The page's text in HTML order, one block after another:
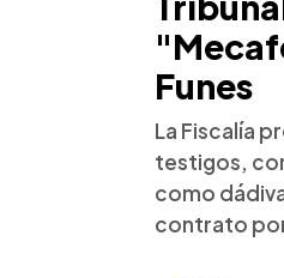
Funes
La Fiscalía
testigos,
como
contrato